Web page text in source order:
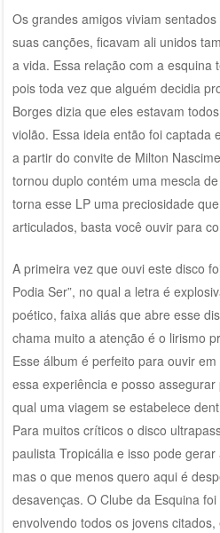
Os grandes amigos viviam
suas canções, ficavam ali unidos
a vida. Essa relação com a esquina
pois toda vez que alguém decidia
Borges dizia que eles estavam
violão. Essa ideia então foi captada
a partir do convite de Milton
tornou duplo contém uma mescla
torna esse LP uma preciosidade
articulados, basta você ouvir para
A primeira vez que ouvi este disco
Podia Ser”, no qual a letra é
poético, faixa aliás que abre esse
chama muito a atenção é o lirismo
Esse álbum é perfeito para ouvir
essa experiência e posso
qual uma viagem se estabelece
Para muitos críticos o disco
paulista Tropicália e isso pode
mas o que menos quero aqui é
desavenças. O Clube da Esquina
envolvendo todos os jovens